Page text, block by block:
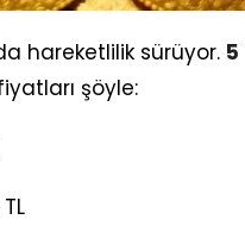
hareketlilik sürüyor. 5
şöyle: